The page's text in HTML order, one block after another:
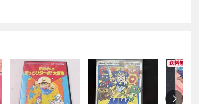
送料無料